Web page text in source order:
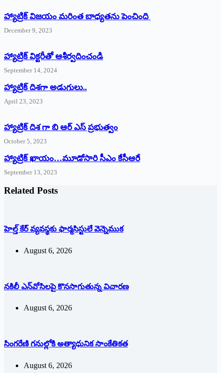
హ్యాట్రిక్ విజయం మరింత బాధ్యతను పెంచింది
December 9, 2023
హ్యాట్రిక్‌ ‌విక్టరీతో ఆశీర్వదించండి
September 14, 2024
‌హ్యాట్రిక్‌ ‌దిశగా అడుగులు..
April 23, 2023
హ్యాట్రిక్ దిశ గా బి ఆర్ ఎస్ ప్రభుత్వం
October 5, 2023
హ్యాట్రిక్‌ ‌ఖాయం…మూడోసారి సీఎం కేసీఆరే
September 13, 2023
Related Posts
హెల్త్ కేర్ వ్యవస్థకు ఫార్మసిస్టులే వెన్నెముక
August 6, 2026
నకిలీ ఎన్‌వోసిలపై కొనసాగుతున్న విచారణ
August 6, 2026
సింగరేణి గనుల్లోకి అత్యాధునిక సాంకేతికత
August 6, 2026